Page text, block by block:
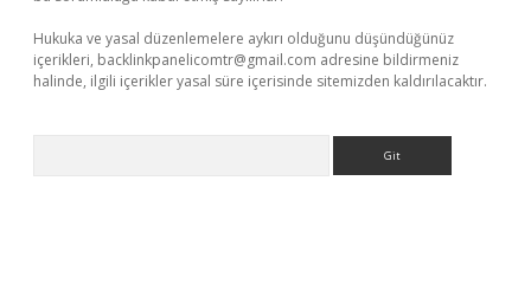
Hukuka ve yasal düzenlemelere aykırı olduğunu düşündüğünüz
içerikleri, backlinkpanelicomtr@gmail.com adresine bildirmeniz
halinde, ilgili içerikler yasal süre içerisinde sitemizden kaldırılacaktır.